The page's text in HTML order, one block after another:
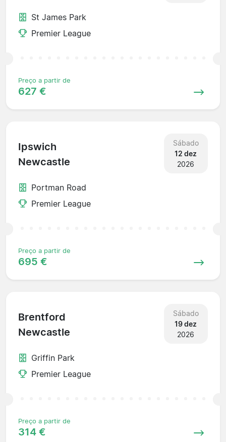
St James Park
Premier League
Preço a partir de
627 €
Ipswich
Newcastle
Sábado
12 dez
2026
Portman Road
Premier League
Preço a partir de
695 €
Brentford
Newcastle
Sábado
19 dez
2026
Griffin Park
Premier League
Preço a partir de
314 €